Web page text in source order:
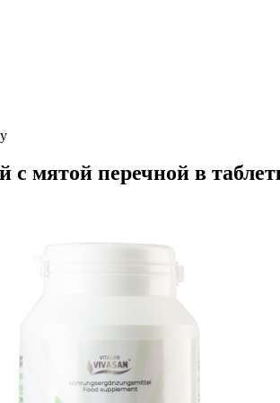
с мятой перечной в